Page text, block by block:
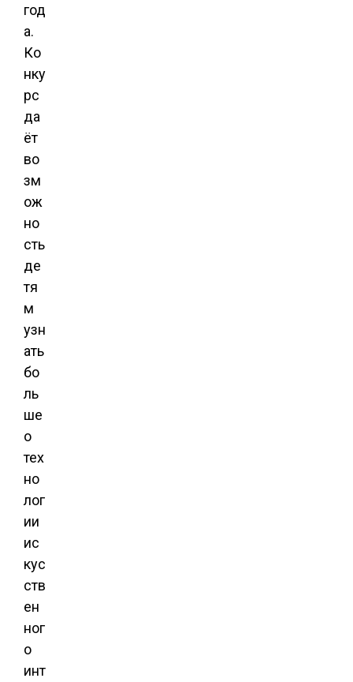
год
а.
Ко
нку
рс
да
ёт
во
зм
ож
но
сть
де
тя
м
узн
ать
бо
ль
ше
о
тех
но
лог
ии
ис
кус
ств
ен
ног
о
инт